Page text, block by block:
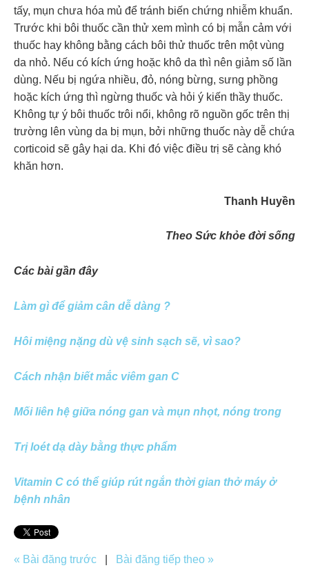
tấy, mụn chưa hóa mủ để tránh biến chứng nhiễm khuẩn.
Trước khi bôi thuốc cần thử xem mình có bị mẫn cảm với
thuốc hay không bằng cách bôi thử thuốc trên một vùng
da nhỏ. Nếu có kích ứng hoặc khô da thì nên giảm số lần
dùng. Nếu bị ngứa nhiều, đỏ, nóng bừng, sưng phồng
hoặc kích ứng thì ngừng thuốc và hỏi ý kiến thầy thuốc.
Không tự ý bôi thuốc trôi nổi, không rõ nguồn gốc trên thị
trường lên vùng da bị mụn, bởi những thuốc này dễ chứa
corticoid sẽ gây hại da. Khi đó việc điều trị sẽ càng khó
khăn hơn.
Thanh Huyền
Theo Sức khỏe đời sống
Các bài gần đây
Làm gì để giảm cân dễ dàng ?
Hôi miệng nặng dù vệ sinh sạch sẽ, vì sao?
Cách nhận biết mắc viêm gan C
Mối liên hệ giữa nóng gan và mụn nhọt, nóng trong
Trị loét dạ dày bằng thực phẩm
Vitamin C có thể giúp rút ngắn thời gian thở máy ở
bệnh nhân
« Bài đăng trước Bài đăng tiếp theo »